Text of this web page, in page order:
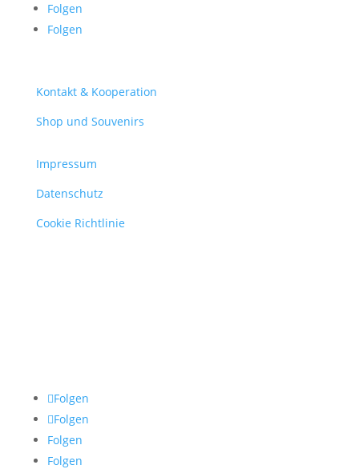
Folgen
Folgen
Kontakt & Kooperation
Shop und Souvenirs
Impressum
Datenschutz
Cookie Richtlinie
Folgen
Folgen
Folgen
Folgen